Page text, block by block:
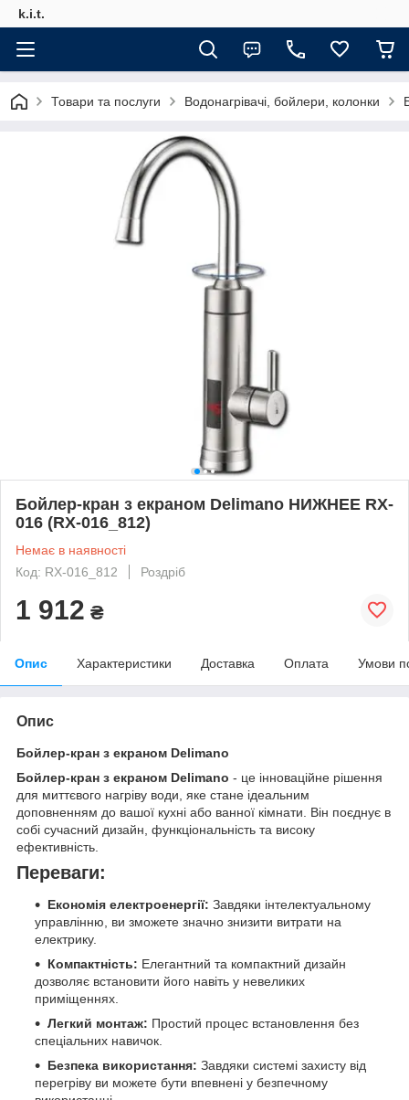
k.i.t.
Товари та послуги Водонагрівачі, бойлери, колонки
Бойлер-кран з екраном Delimano НИЖНЕЕ RX-
016 (RX-016_812)
Немає в наявності
Код: RX-016_812
Роздріб
1 912 ₴
Опис Характеристики Доставка Оплата Умови
Опис
Бойлер-кран з екраном Delimano
Бойлер-кран з екраном Delimano - це інноваційне рішення
для миттєвого нагріву води, яке стане ідеальним
доповненням до вашої кухні або ванної кімнати. Він поєднує в
собі сучасний дизайн, функціональність та високу
ефективність.
Переваги:
Економія електроенергії: Завдяки інтелектуальному
управлінню, ви зможете значно знизити витрати на
електрику.
Компактність: Елегантний та компактний дизайн
дозволяє встановити його навіть у невеликих
приміщеннях.
Легкий монтаж: Простий процес встановлення без
спеціальних навичок.
Безпека використання: Завдяки системі захисту від
перегріву ви можете бути впевнені у безпечному